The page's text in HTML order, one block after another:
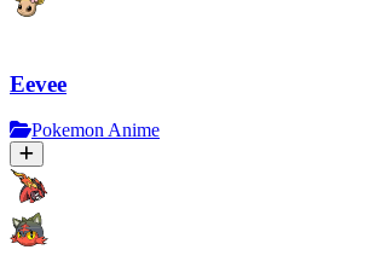
Eevee
Pokemon Anime